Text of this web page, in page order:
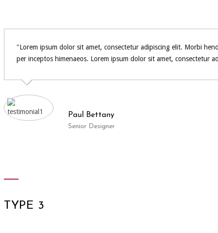
Lorem ipsum dolor sit amet, consectetur adipiscing elit. Morbi
per inceptos himenaeos. Lorem ipsum dolor sit amet, consectetur
Paul Bettany
Senior Designer
TYPE 3